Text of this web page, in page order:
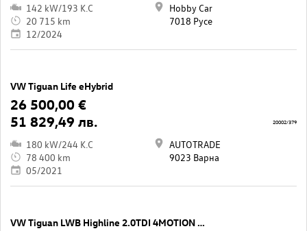
142 kW/193 K.C
20 715 km
12/2024
Hobby Car
7018 Русе
VW Tiguan Life eHybrid
26 500,00 €
51 829,49 лв.
180 kW/244 K.C
78 400 km
05/2021
AUTOTRADE
9023 Варна
20002/379
VW Tiguan LWB Highline 2.0TDI 4MOTION BMT